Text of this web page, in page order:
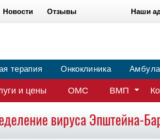
Новости Отзывы Наши
терапия Онкоклиника
и цены ОМС ВМП
вируса Эпштейна-